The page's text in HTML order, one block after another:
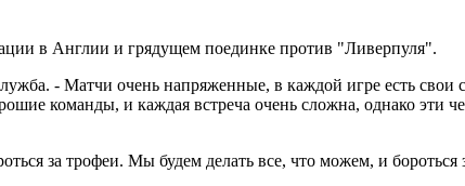
в Англии и грядущем поединке против "Ливерпуля".
- Матчи очень напряженные, в каждой игре есть
команды, и каждая встреча очень сложна, однако эти
за трофеи. Мы будем делать все, что можем, и бороться